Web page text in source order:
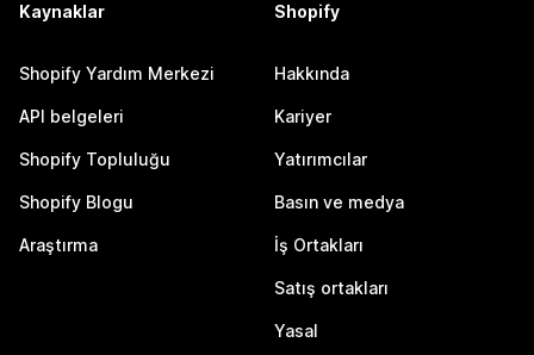
Kaynaklar
Shopify Yardım Merkezi
API belgeleri
Shopify Topluluğu
Shopify Blogu
Araştırma
Shopify
Hakkında
Kariyer
Yatırımcılar
Basın ve medya
İş Ortakları
Satış ortakları
Yasal